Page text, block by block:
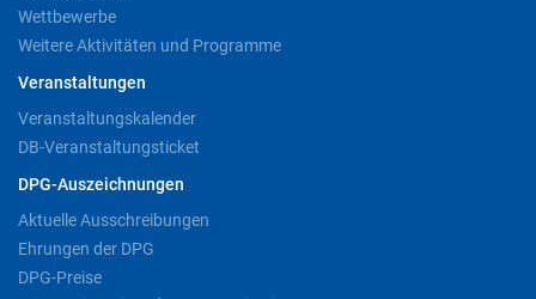
Wettbewerbe
Weitere Aktivitäten und Programme
Veranstaltungen
Veranstaltungskalender
DB-Veranstaltungsticket
DPG-Auszeichnungen
Aktuelle Ausschreibungen
Ehrungen der DPG
DPG-Preise